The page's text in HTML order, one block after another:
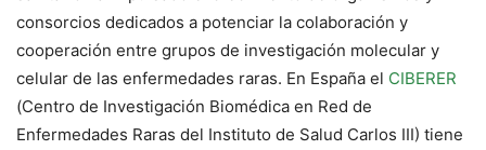
consorcios dedicados a potenciar la colaboración y
cooperación entre grupos de investigación molecular y
celular de las enfermedades raras. En España el CIBERER
(Centro de Investigación Biomédica en Red de
Enfermedades Raras del Instituto de Salud Carlos III) tiene